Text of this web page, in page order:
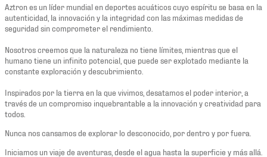
Aztron es un líder mundial en deportes acuáticos cuyo espíritu se basa en la
autenticidad, la innovación y la integridad con las máximas medidas de
seguridad sin comprometer el rendimiento.
Nosotros creemos que la naturaleza no tiene límites, mientras que el
humano tiene un infinito potencial, que puede ser explotado mediante la
constante exploración y descubrimiento.
Inspirados por la tierra en la que vivimos, desatamos el poder interior, a
través de un compromiso inquebrantable a la innovación y creatividad para
todos.
Nunca nos cansamos de explorar lo desconocido, por dentro y por fuera.
Iniciamos un viaje de aventuras, desde el agua hasta la superficie y más allá.